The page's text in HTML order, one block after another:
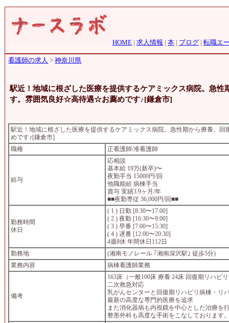
HOME | 求人情報 | 本 | ブログ | 転職エ
看護師の求人 >神奈川県
駅近！地域に根ざした医療を提供するケアミックス病院。急
す。雰囲気良好☆高待遇☆お薦めです♪[鎌倉市]
駅近！地域に根ざした医療を提供するケアミックス病院。急性期から療養、
めです♪[鎌倉市]
職種
正看護師/准看護師
給与
応相談
基本給 19万(新卒)〜
夜勤手当 15000円/回
他職能給 病棟手当
賞与 実績3.9ヶ月/年
■■夜勤専従 36,000円/回■■
勤務時間
休日
( 1 ) 日勤 [8:30〜17:00]
( 2 ) 夜勤 [16:30〜9:00]
( 3 ) 早番 [7:00〜15:30]
( 4 ) 遅番 [12:00〜20:30]
4週8休 年間休日112日
勤務地
(湘南モノレール ｢湘南深沢駅｣ 徒歩5分)
業務内容
病棟看護師業務
備考
163床（一般100床 療養 24床 回復期リハビ
二次救急対応
乳がんセンターと回復期リハビリ病棟・リ
最新の高度な専門的医療を追求
また消化器病も内視鏡を中心とした治療を
整形外科も高度な手術をこなしております